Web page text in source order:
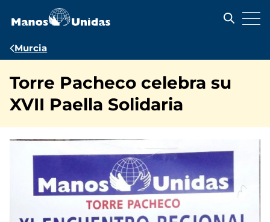
contenido
Ruta
navegación
Murcia
Torre Pacheco celebra su
XVII Paella Solidaria